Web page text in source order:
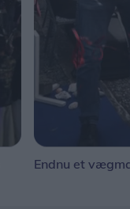
Endnu et